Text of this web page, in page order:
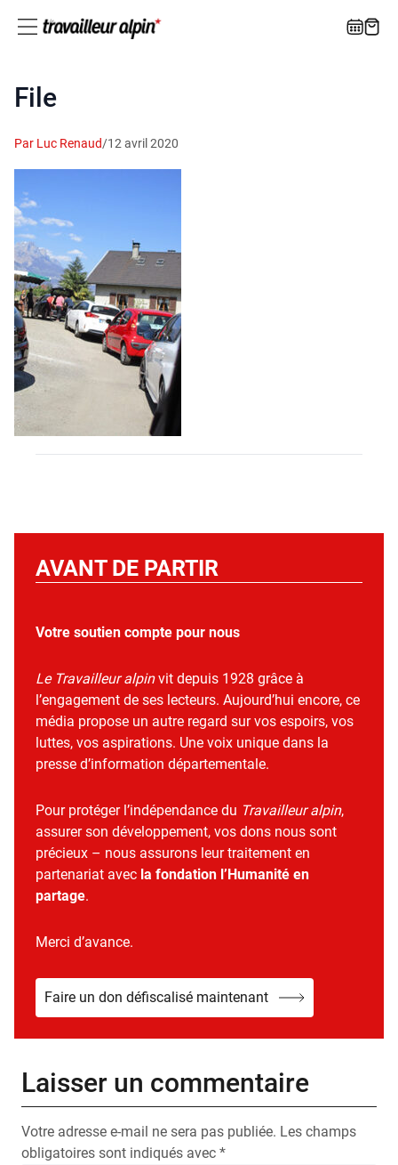
File
Par Luc Renaud/12 avril 2020
AVANT DE PARTIR
Votre soutien compte pour nous
Le Travailleur alpinvit depuis 1928 grâce à
l’engagement de ses lecteurs. Aujourd’hui encore, ce
média propose un autre regard sur vos espoirs, vos
luttes, vos aspirations. Une voix unique dans la
presse d’information départementale.
Pour protéger l’indépendance du Travailleur alpin,
assurer son développement, vos dons nous sont
précieux – nous assurons leur traitement en
partenariat avec la fondation l’Humanité en
partage.
Merci d’avance.
Faire un don défiscalisé maintenant
Laisser un commentaire
Votre adresse e-mail ne sera pas publiée. Les champs
obligatoires sont indiqués avec *